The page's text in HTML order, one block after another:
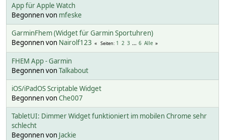
App für Apple Watch
Begonnen von mfeske
GarminFhem (Widget für Garmin Sportuhren)
Begonnen von Nairolf123 Seiten 1 2 3 ... 6 Alle
FHEM App - Garmin
Begonnen vonTalkabout
iOS/iPadOS Scriptable Widget
Begonnen vonChe007
TabletUI: Dimmer Widget funktioniert im mobilen Chrome sehr
schlecht
Begonnen von Jackie